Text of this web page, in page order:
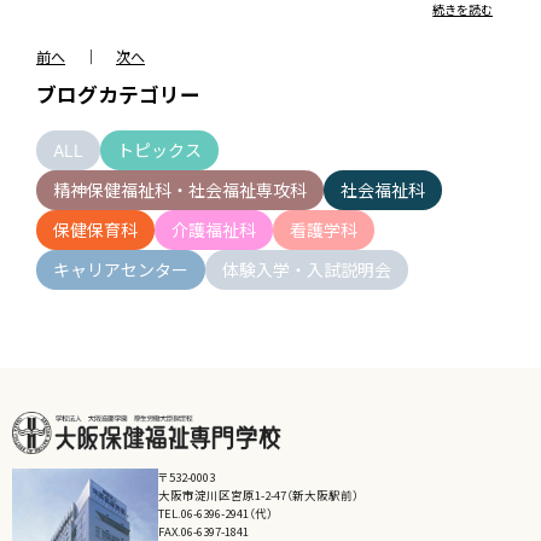
続きを読む
前へ 次へ
ブログカテゴリー
ALL
トピックス
精神保健福祉科・社会福祉専攻科
社会福祉科
保健保育科
介護福祉科
看護学科
キャリアセンター
体験入学・入試説明会
〒532-0003
大阪市淀川区宮原1-2-47（新大阪駅前）
TEL.06-6396-2941（代）
FAX.06-6397-1841